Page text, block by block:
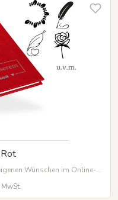
Wünschen im Online-